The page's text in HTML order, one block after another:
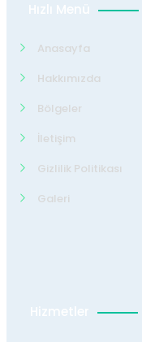
Hızlı Menü
Anasayfa
Hakkımızda
Bölgeler
İletişim
Gizlilik Politikası
Galeri
Hizmetler